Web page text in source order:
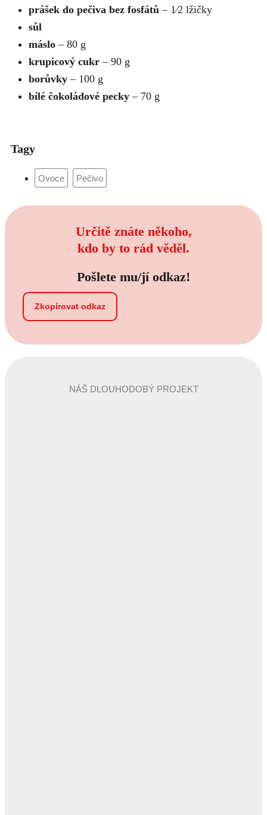
prášek do pečiva bez fosfátů – 1⁄2 lžičky
sůl
máslo – 80 g
krupicový cukr – 90 g
borůvky – 100 g
bílé čokoládové pecky – 70 g
Tagy
Určitě znáte někoho,
kdo by to rád věděl.
Pošlete mu/jí odkaz!
Zkopírovat odkaz
NÁŠ DLOUHODOBÝ PROJEKT